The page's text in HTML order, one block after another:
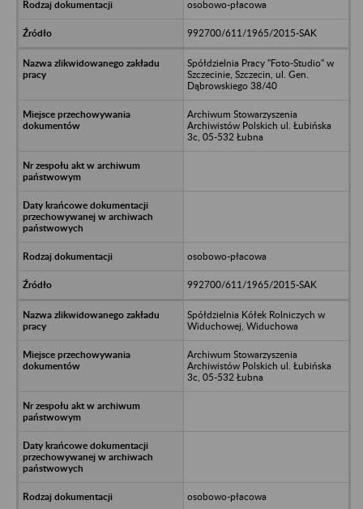
osobowo-płacowa
992700/611/1965/2015-SAK
Spółdzielnia Pracy "Foto-Studio" w
Szczecinie, Szczecin, ul. Gen.
Dąbrowskiego 38/40
Archiwum Stowarzyszenia
Archiwistów Polskich ul. Łubińska
3c, 05-532 Łubna
osobowo-płacowa
992700/611/1965/2015-SAK
Spółdzielnia Kółek Rolniczych w
Widuchowej, Widuchowa
Archiwum Stowarzyszenia
Archiwistów Polskich ul. Łubińska
3c, 05-532 Łubna
osobowo-płacowa